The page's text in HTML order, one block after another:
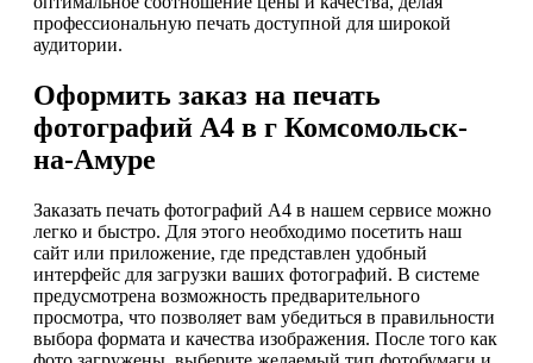
профессиональную печать доступной для широкой
аудитории.
Оформить заказ на печать
фотографий А4 в г Комсомольск-
на-Амуре
Заказать печать фотографий А4 в нашем сервисе можно
легко и быстро. Для этого необходимо посетить наш
сайт или приложение, где представлен удобный
интерфейс для загрузки ваших фотографий. В системе
предусмотрена возможность предварительного
просмотра, что позволяет вам убедиться в правильности
выбора формата и качества изображения. После того как